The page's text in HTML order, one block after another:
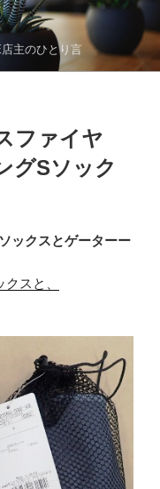
主のひとり言
ファイヤ
グSソック
ックスとゲーターー
スと、